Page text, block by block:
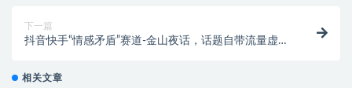
下一篇
抖音快手“情感矛盾”赛道-金山夜话，话题自带流量虚拟
相关文章